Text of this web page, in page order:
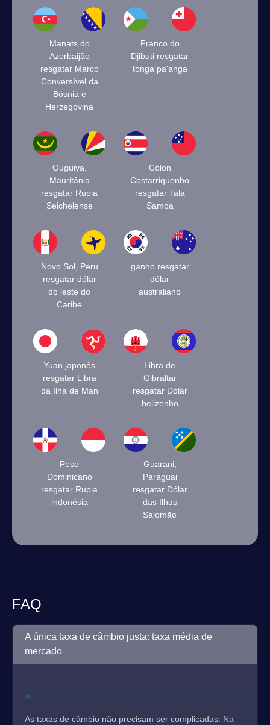
Manats do
Azerbaijão
resgatar Marco
Conversível da
Bósnia e
Herzegovina
Franco do
Djibuti resgatar
tonga pa'anga
Ouguiya,
Mauritânia
resgatar Rupia
Seichelense
Cólon
Costarriquenho
resgatar Tala
Samoa
Novo Sol, Peru
resgatar dólar
do leste do
Caribe
ganho resgatar
dólar
australiano
Yuan japonês
resgatar Libra
da Ilha de Man
Libra de
Gibraltar
resgatar Dólar
belizenho
Peso
Dominicano
resgatar Rupia
indonésia
Guarani,
Paraguai
resgatar Dólar
das Ilhas
Salomão
FAQ
A única taxa de câmbio justa: taxa média de
mercado
As taxas de câmbio não precisam ser complicadas. Na